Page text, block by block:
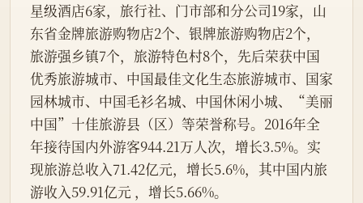
星级酒店6家，旅行社、门市部和分公司19家，山
东省金牌旅游购物店2个、银牌旅游购物店2个，
旅游强乡镇7个，旅游特色村8个，先后荣获中国
优秀旅游城市、中国最佳文化生态旅游城市、国家
园林城市、中国毛衫名城、中国休闲小城、“美丽
中国”十佳旅游县（区）等荣誉称号。2016年全
年接待国内外游客944.21万人次，增长3.5%。实
现旅游总收入71.42亿元，增长5.6%，其中国内旅
游收入59.91亿元 ，增长5.66%。